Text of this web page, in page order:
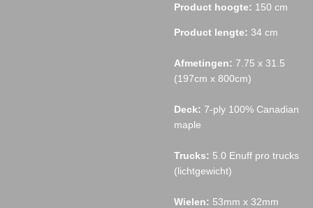
Product hoogte: 150 cm
Product lengte: 34 cm
Afmetingen: 7.75 x 31.5
(197cm x 800cm)
Deck: 7-ply 100% Canadian
maple
Trucks: 5.0 Enuff pro trucks
(lichtgewicht)
Wielen: 53mm x 32mm